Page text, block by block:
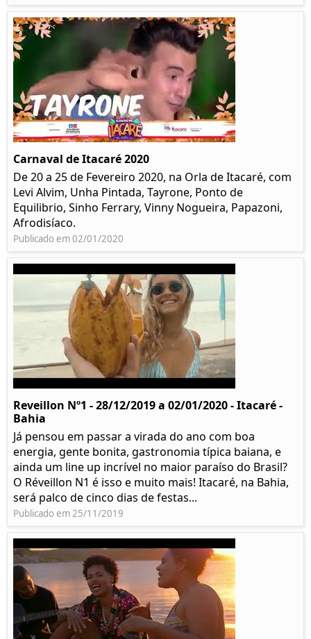
Carnaval de Itacaré 2020
De 20 a 25 de Fevereiro 2020, na Orla de Itacaré, com
Levi Alvim, Unha Pintada, Tayrone, Ponto de
Equilibrio, Sinho Ferrary, Vinny Nogueira, Papazoni,
Afrodisíaco.
Publicado em 02/01/2020
Reveillon Nº1 - 28/12/2019 a 02/01/2020 - Itacaré -
Bahia
Já pensou em passar a virada do ano com boa
energia, gente bonita, gastronomia típica baiana, e
ainda um line up incrível no maior paraíso do Brasil?
O Réveillon N1 é isso e muito mais! Itacaré, na Bahia,
será palco de cinco dias de festas...
Publicado em 25/11/2019